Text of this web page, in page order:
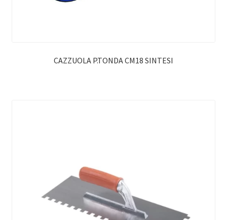
CAZZUOLA P.TONDA CM18 SINTESI